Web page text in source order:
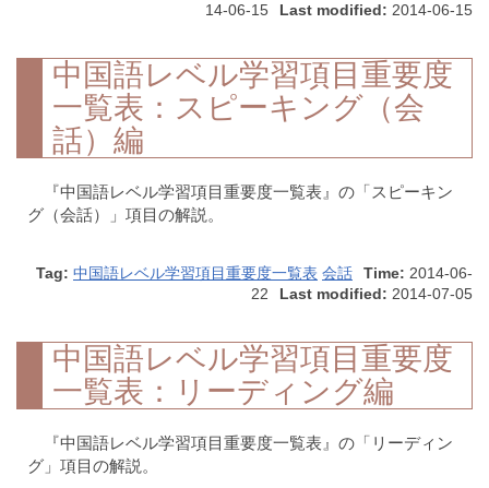
14-06-15
Last modified: 2014-06-15
中国語レベル学習項目重要度
一覧表：スピーキング（会
話）編
『中国語レベル学習項目重要度一覧表』の「スピーキン
グ（会話）」項目の解説。
Tag: 中国語レベル学習項目重要度一覧表 会話 Time: 2014-06-
22
Last modified: 2014-07-05
中国語レベル学習項目重要度
一覧表：リーディング編
『中国語レベル学習項目重要度一覧表』の「リーディン
グ」項目の解説。